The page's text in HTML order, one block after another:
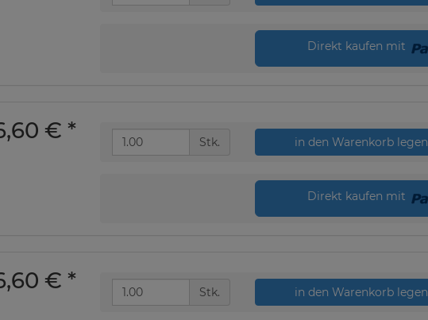
Direkt kaufen mit
€ * Stk. in den Warenkorb legen
Direkt kaufen mit
€ * Stk. in den Warenkorb legen